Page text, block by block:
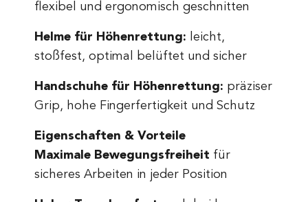
flexibel und ergonomisch geschnitten
Helme für Höhenrettung: leicht,
stoßfest, optimal belüftet und sicher
Handschuhe für Höhenrettung: präziser
Grip, hohe Fingerfertigkeit und Schutz
Eigenschaften & Vorteile
Maximale Bewegungsfreiheit für
sicheres Arbeiten in jeder Position